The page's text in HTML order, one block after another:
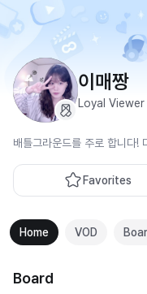
이매짱
Loyal Viewer
배틀그라운드를 주로 합니다!
Favorites
Home VOD
Board